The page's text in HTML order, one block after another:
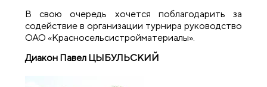
В свою очередь хочется поблагодарить за
содействие в организации турнира руководство
ОАО «Красносельсистройматериалы».
Диакон Павел ЦЫБУЛЬСКИЙ